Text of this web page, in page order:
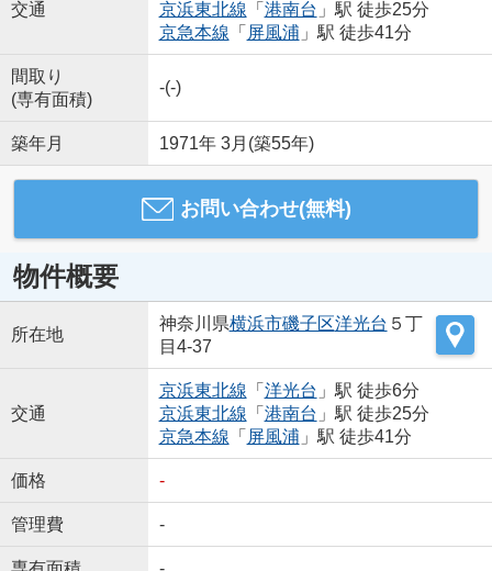
交通
京浜東北線 「 港南台 」駅 徒歩25分
京急本線 「 屏風浦 」駅 徒歩41分
間取り
(専有面積)
-(-)
築年月 1971年 3月(築55年)
お問い合わせ(無料)
物件概要
所在地
神奈川県横浜市磯子区洋光台 ５丁
目4-37
交通
京浜東北線 「 洋光台 」駅 徒歩6分
京浜東北線 「 港南台 」駅 徒歩25分
京急本線 「 屏風浦 」駅 徒歩41分
価格 -
管理費 -